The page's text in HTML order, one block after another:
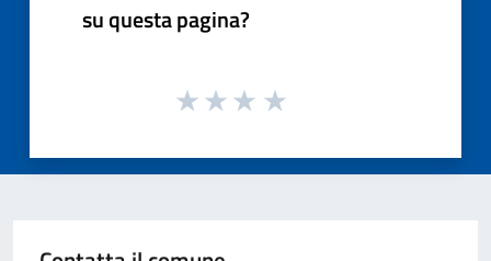
su questa pagina?